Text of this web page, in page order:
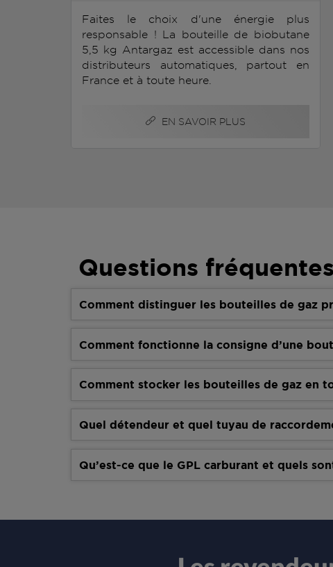
Faites le choix d'une énergie plus
responsable ! La bouteille de biobutane
5,5 kg Antargaz est accessible dans nos
distributeurs automatiques, partout en
France et à toute heure.
EN SAVOIR PLUS
Questions fréquentes
Comment distinguer les bouteilles de gaz
Comment fonctionne la consigne d’une
Comment stocker les bouteilles de gaz en
Quel détendeur et quel tuyau de
Qu’est-ce que le GPL carburant et quels